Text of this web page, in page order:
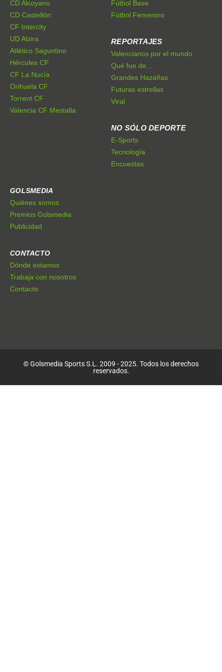
CD Alcoyano
CD Castellón
CF Intercity
UD Alzira
Atlético Saguntino
Hércules CF
CF La Nucía
Orihuela CF
Torrent CF
Valencia CF Mestalla
Fútbol Base
Fútbol Femenino
REPORTAJES
Valencianos por el mundo
Qué fue de...
Grandes Hazañas
Futuras estrellas
Viral
NO SÓLO DEPORTE
E-Sports
Tecnología
Encuestas
GOLSMEDIA
Quiénes somos
Premios Golsmedia
Publicidad
CONTACTO
Dónde estamos
Trabaja con nosotros
Contacto
© Golsmedia Sports S.L. 2009 - 2025. Todos los derechos
reservados.